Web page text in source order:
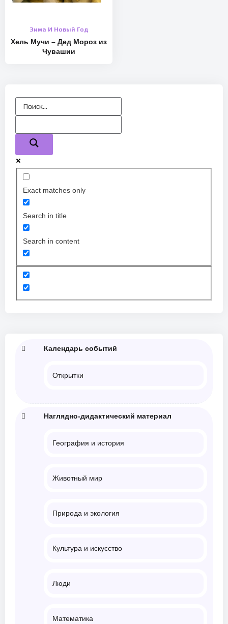
Зима И Новый Год
Хель Мучи – Дед Мороз из
Чувашии
Exact matches only
Search in title
Search in content
Календарь событий
Открытки
Наглядно-дидактический материал
География и история
Животный мир
Природа и экология
Культура и искусство
Люди
Математика